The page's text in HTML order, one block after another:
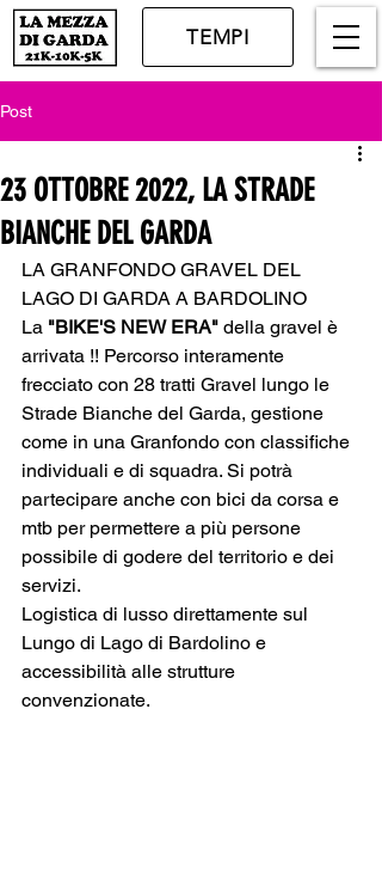
TEMPI
Post
23 OTTOBRE 2022, LA STRADE
BIANCHE DEL GARDA
LA GRANFONDO GRAVEL DEL
LAGO DI GARDA A BARDOLINO
La "BIKE'S NEW ERA" della gravel è
arrivata !! Percorso interamente
frecciato con 28 tratti Gravel lungo le
Strade Bianche del Garda, gestione
come in una Granfondo con classifiche
individuali e di squadra. Si potrà
partecipare anche con bici da corsa e
mtb per permettere a più persone
possibile di godere del territorio e dei
servizi.
Logistica di lusso direttamente sul
Lungo di Lago di Bardolino e
accessibilità alle strutture
convenzionate.